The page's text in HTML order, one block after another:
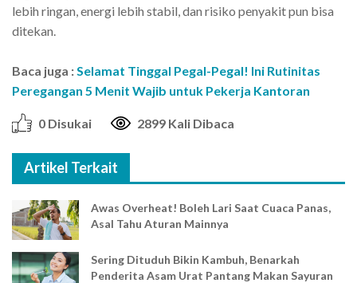
lebih ringan, energi lebih stabil, dan risiko penyakit pun bisa
ditekan.
Baca juga :Selamat Tinggal Pegal-Pegal! Ini Rutinitas
Peregangan 5 Menit Wajib untuk Pekerja Kantoran
0 Disukai 2899 Kali Dibaca
Artikel Terkait
Awas Overheat! Boleh Lari Saat Cuaca Panas,
Asal Tahu Aturan Mainnya
Sering Dituduh Bikin Kambuh, Benarkah
Penderita Asam Urat Pantang Makan Sayuran